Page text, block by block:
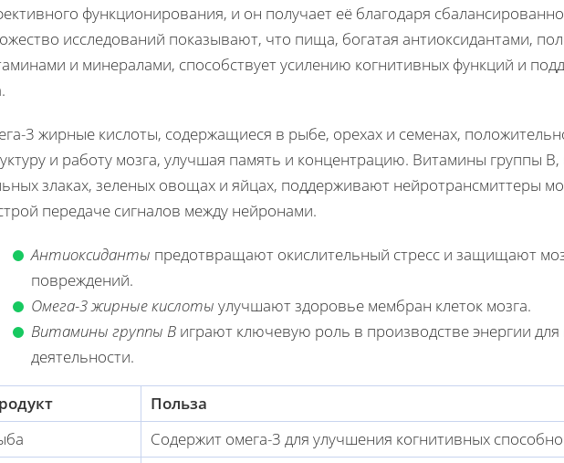
функционирования, и он получает её благодаря
исследований показывают, что пища, богатая антиоксидантами,
и минералами, способствует усилению когнитивных функций и
3 жирные кислоты, содержащиеся в рыбе, орехах и семенах,
и работу мозга, улучшая память и концентрацию. Витамины группы
злаках, зеленых овощах и яйцах, поддерживают нейротрансмиттеры
передаче сигналов между нейронами.
Антиоксиданты предотвращают окислительный стресс и защищают
повреждений.
Омега-3 жирные кислоты улучшают здоровье мембран клеток мозга.
Витамины группы B играют ключевую роль в производстве энергии для
деятельности.
Польза
Содержит омега-3 для улучшения когнитивных